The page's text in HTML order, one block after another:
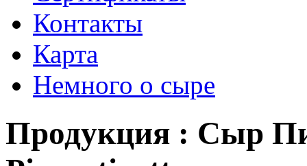
Контакты
Карта
Немного о сыре
Продукция : Сыр